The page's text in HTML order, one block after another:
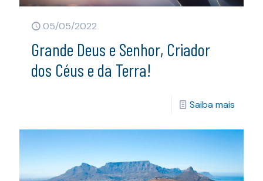
05/05/2022
Grande Deus e Senhor, Criador
dos Céus e da Terra!
Saiba mais